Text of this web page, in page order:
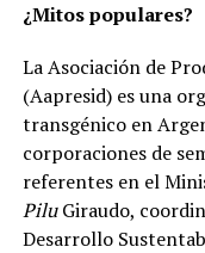
¿Mitos populares?
La Asociación de
(Aapresid) es una
transgénico en
corporaciones de
referentes en el
PiluGiraudo,
Desarrollo